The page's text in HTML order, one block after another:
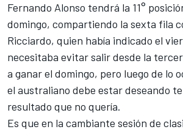
Fernando Alonso tendrá la 11°
domingo, compartiendo la sexta fila
Ricciardo, quien había indicado el
necesitaba evitar salir desde la
a ganar el domingo, pero luego de lo
el australiano debe estar deseando
resultado que no quería.
Es que en la cambiante sesión de